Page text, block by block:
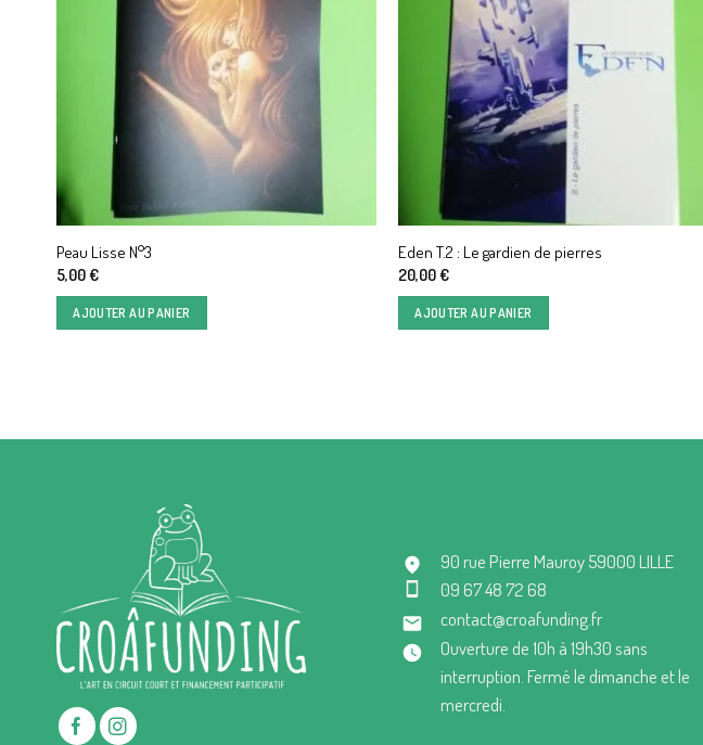
Peau Lisse N°3
5,00€
AJOUTER AU PANIER
Eden T.2 : Le gardien de pierres
20,00€
AJOUTER AU PANIER
90 rue Pierre Mauroy 59000 LILLE
09 67 48 72 68
contact@croafunding.fr
Ouverture de 10h à 19h30 sans
interruption. Fermé le dimanche et le
mercredi.